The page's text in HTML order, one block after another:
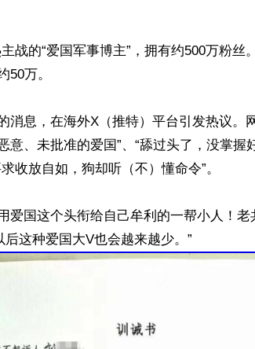
战的“爱国军事博主”，拥有约500万粉丝
50万。
消息，在海外X（推特）平台引发热议。
意、未批准的爱国”、“舔过头了，没掌握
收放自如，狗却听（不）懂命令”。
爱国这个头衔给自己牟利的一帮小人！